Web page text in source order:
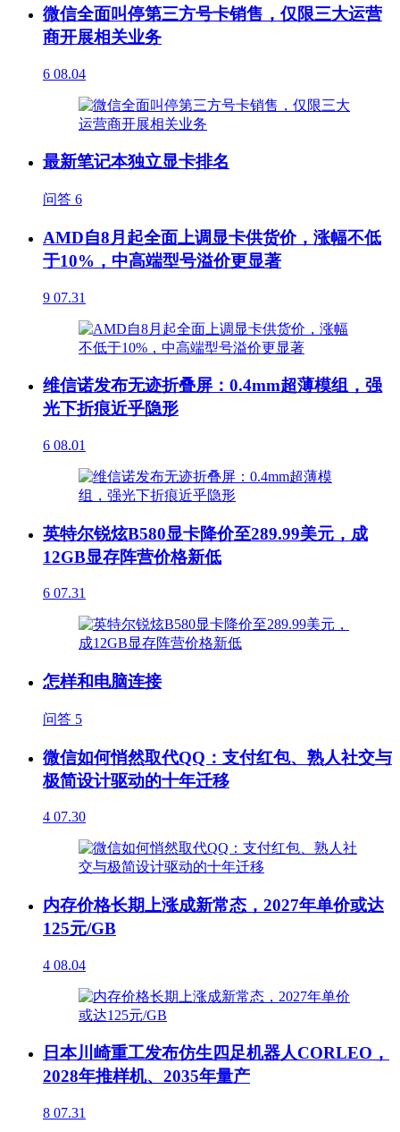
微信全面叫停第三方号卡销售，仅限三大运营
商开展相关业务
6 08.04
最新笔记本独立显卡排名
问答 6
AMD自8月起全面上调显卡供货价，涨幅不低
于10%，中高端型号溢价更显著
9 07.31
维信诺发布无迹折叠屏：0.4mm超薄模组，强
光下折痕近乎隐形
6 08.01
英特尔锐炫B580显卡降价至289.99美元，成
12GB显存阵营价格新低
6 07.31
怎样和电脑连接
问答 5
微信如何悄然取代QQ：支付红包、熟人社交与
极简设计驱动的十年迁移
4 07.30
内存价格长期上涨成新常态，2027年单价或达
125元/GB
4 08.04
日本川崎重工发布仿生四足机器人CORLEO，
2028年推样机、2035年量产
8 07.31